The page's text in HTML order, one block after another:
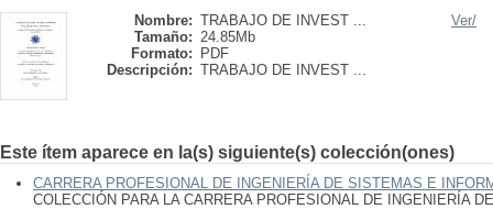
Nombre: TRABAJO DE INVEST ...
Tamaño: 24.85Mb
Formato:
PDF
Descripción: TRABAJO DE INVEST ...
Ver/
Este ítem aparece en la(s) siguiente(s) colección(ones)
CARRERA PROFESIONAL DE INGENIERÍA DE SISTEMAS E
COLECCIÓN PARA LA CARRERA PROFESIONAL DE INGENIERÍA